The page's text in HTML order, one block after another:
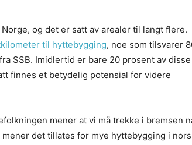
og det er satt av arealer til langt flere.
til hyttebygging, noe som tilsvarer
SSB. Imidlertid er bare 20 prosent av disse
finnes et betydelig potensial for videre
mener at vi må trekke i bremsen
det tillates for mye hyttebygging i